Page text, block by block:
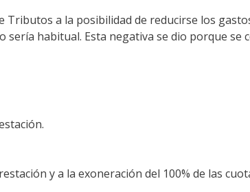
a la posibilidad de reducirse los
habitual. Esta negativa se dio porque se
y a la exoneración del 100% de las